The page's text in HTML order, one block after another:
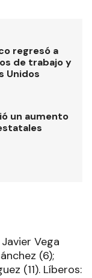
regresó a
de trabajo y
Unidos
un aumento
Vega
(6);
(11). Líberos: